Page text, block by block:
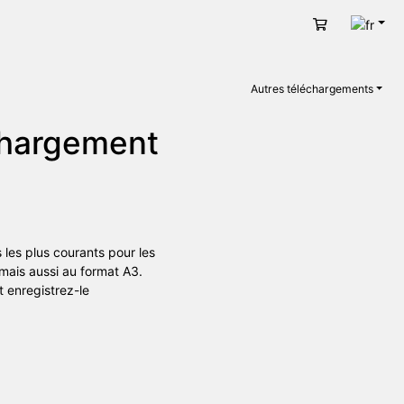
Panier
Autres téléchargements
plus courants pour les
aussi au format A3.
enregistrez-le